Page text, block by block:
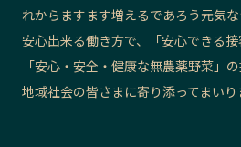
れからますます増えるであろう元気な
安心出来る働き方で、「安心できる
「安心・安全・健康な無農薬野菜」
地域社会の皆さまに寄り添ってまいり